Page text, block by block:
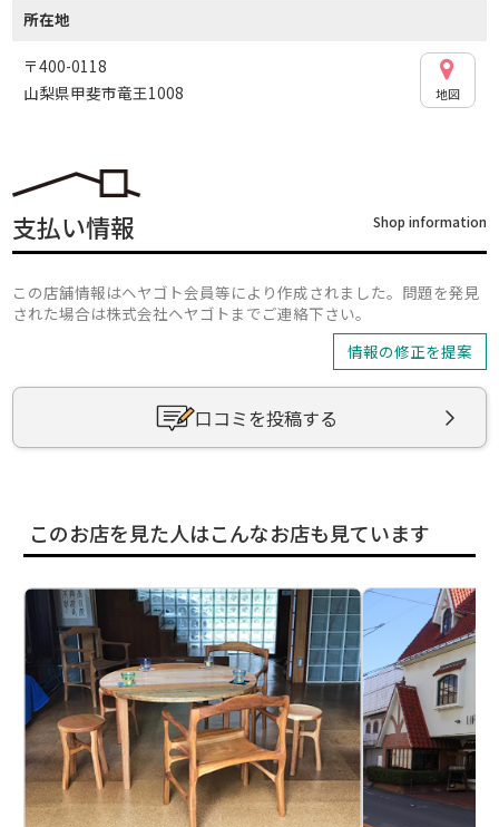
所在地
〒400-0118
山梨県甲斐市竜王1008
地図
支払い情報 Shop information
この店舗情報はヘヤゴト会員等により作成されました。問題を発見
された場合は株式会社ヘヤゴトまでご連絡下さい。
情報の修正を提案
口コミを投稿する
このお店を見た人はこんなお店も見ています